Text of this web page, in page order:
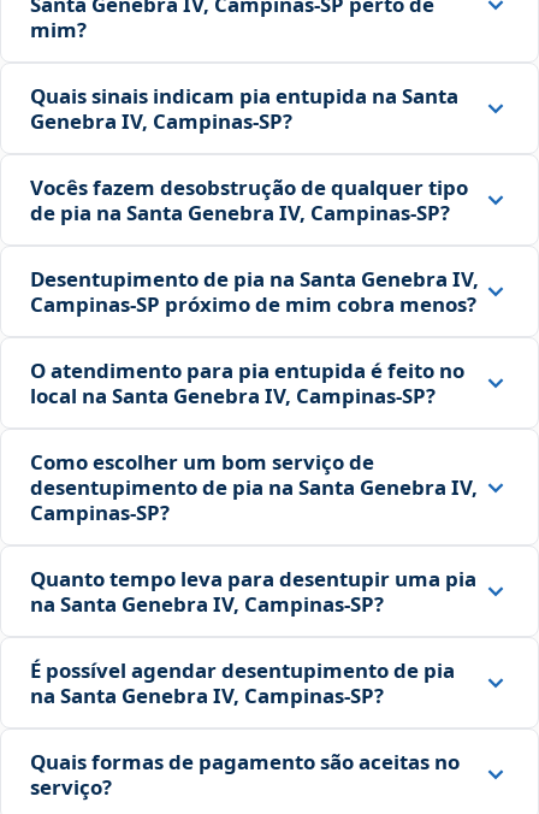
mim?
Quais sinais indicam pia entupida na Santa
Genebra IV, Campinas‑SP?
Vocês fazem desobstrução de qualquer tipo
de pia na Santa Genebra IV, Campinas‑SP?
Desentupimento de pia na Santa Genebra IV,
Campinas‑SP próximo de mim cobra menos?
O atendimento para pia entupida é feito no
local na Santa Genebra IV, Campinas‑SP?
Como escolher um bom serviço de
desentupimento de pia na Santa Genebra IV,
Campinas‑SP?
Quanto tempo leva para desentupir uma pia
na Santa Genebra IV, Campinas‑SP?
É possível agendar desentupimento de pia
na Santa Genebra IV, Campinas‑SP?
Quais formas de pagamento são aceitas no
serviço?